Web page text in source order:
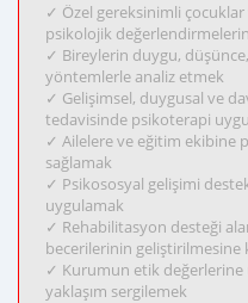
✓ Özel gereksinimli
psikolojik
✓ Bireylerin duygu,
yöntemlerle analiz etmek
✓ Gelişimsel, duygusal ve
tedavisinde psikoterapi
✓ Ailelere ve eğitim ekibine
sağlamak
✓ Psikososyal gelişimi
uygulamak
✓ Rehabilitasyon desteği
becerilerinin geliştirilmesine
✓ Kurumun etik değerlerine
yaklaşım sergilemek